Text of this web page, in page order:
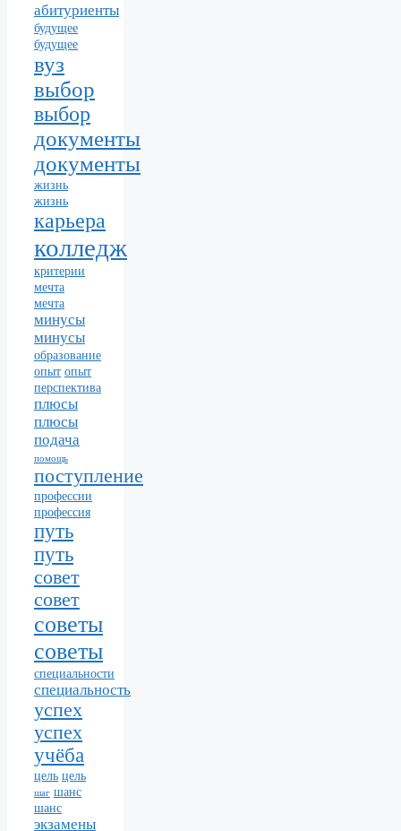
абитуриенты
будущее
будущее
вуз
выбор
выбор
документы
документы
жизнь
жизнь
карьера
колледж
критерии
мечта
мечта
минусы
минусы
образование
опыт опыт
перспектива
плюсы
плюсы
подача
помощь
поступление
профессии
профессия
путь
путь
совет
совет
советы
советы
специальности
специальность
успех
успех
учёба
цель цель
шаг шанс
шанс
экзамены